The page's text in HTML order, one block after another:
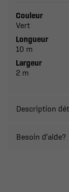
Couleur
Vert
Longueur
10 m
Largeur
2 m
Description
Besoin d'aide?